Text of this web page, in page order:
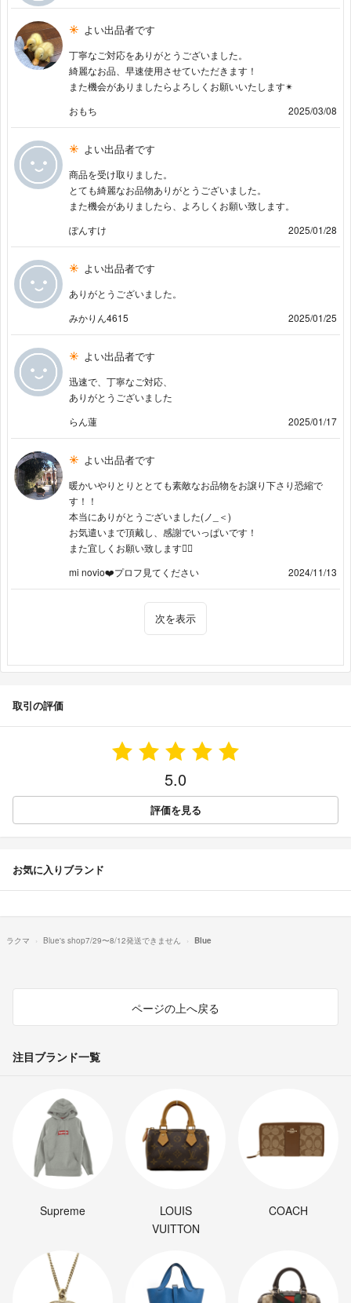
よい出品者です
丁寧なご対応をありがとうございました。
綺麗なお品、早速使用させていただきます！
また機会がありましたらよろしくお願いいたします✴︎
おもち
2025/03/08
よい出品者です
商品を受け取りました。
とても綺麗なお品物ありがとうございました。
また機会がありましたら、よろしくお願い致します。
ぽんすけ
2025/01/28
よい出品者です
ありがとうございました。
みかりん4615
2025/01/25
よい出品者です
迅速で、丁寧なご対応、
ありがとうございました
らん蓮
2025/01/17
よい出品者です
暖かいやりとりととても素敵なお品物をお譲り下さり恐縮で
す！！
本当にありがとうございました(ノ_＜)
お気遣いまで頂戴し、感謝でいっぱいです！
また宜しくお願い致します🙇‍♀️
mi novio❤️プロフ見てください
2024/11/13
次を表示
取引の評価
5.0
評価を見る
お気に入りブランド
ラクマ Blue's shop7/29〜8/12発送できません Blue
ページの上へ戻る
注目ブランド一覧
Supreme
LOUIS
VUITTON
COACH